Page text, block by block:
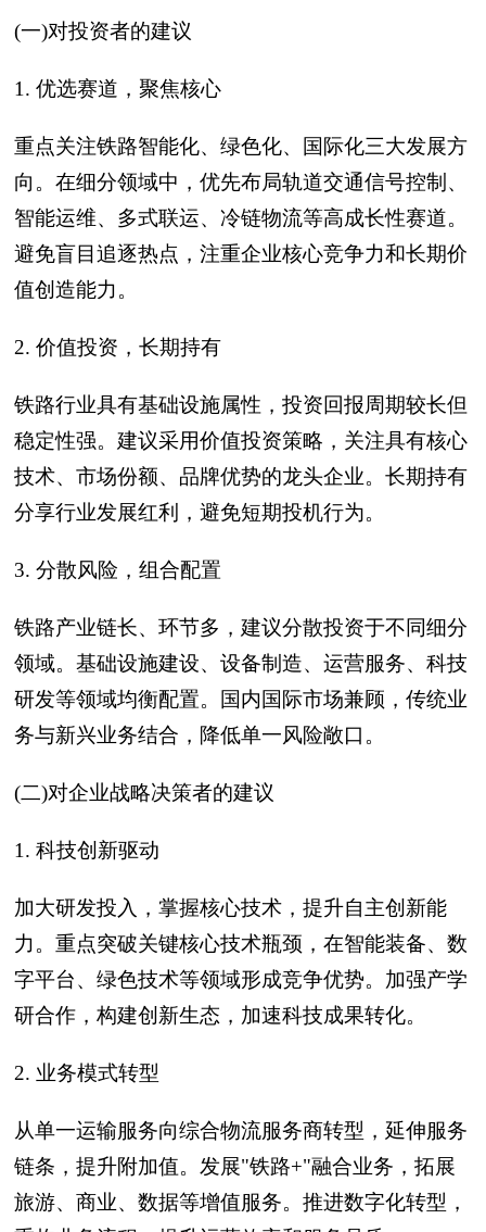
(一)对投资者的建议
1. 优选赛道，聚焦核心
重点关注铁路智能化、绿色化、国际化三大发展方
向。在细分领域中，优先布局轨道交通信号控制、
智能运维、多式联运、冷链物流等高成长性赛道。
避免盲目追逐热点，注重企业核心竞争力和长期价
值创造能力。
2. 价值投资，长期持有
铁路行业具有基础设施属性，投资回报周期较长但
稳定性强。建议采用价值投资策略，关注具有核心
技术、市场份额、品牌优势的龙头企业。长期持有
分享行业发展红利，避免短期投机行为。
3. 分散风险，组合配置
铁路产业链长、环节多，建议分散投资于不同细分
领域。基础设施建设、设备制造、运营服务、科技
研发等领域均衡配置。国内国际市场兼顾，传统业
务与新兴业务结合，降低单一风险敞口。
(二)对企业战略决策者的建议
1. 科技创新驱动
加大研发投入，掌握核心技术，提升自主创新能
力。重点突破关键核心技术瓶颈，在智能装备、数
字平台、绿色技术等领域形成竞争优势。加强产学
研合作，构建创新生态，加速科技成果转化。
2. 业务模式转型
从单一运输服务向综合物流服务商转型，延伸服务
链条，提升附加值。发展"铁路+"融合业务，拓展
旅游、商业、数据等增值服务。推进数字化转型，